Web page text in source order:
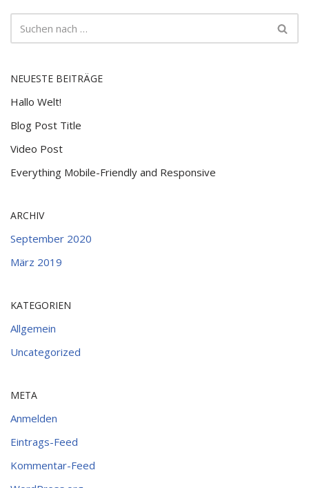
NEUESTE BEITRÄGE
Hallo Welt!
Blog Post Title
Video Post
Everything Mobile-Friendly and Responsive
ARCHIV
September 2020
März 2019
KATEGORIEN
Allgemein
Uncategorized
META
Anmelden
Eintrags-Feed
Kommentar-Feed